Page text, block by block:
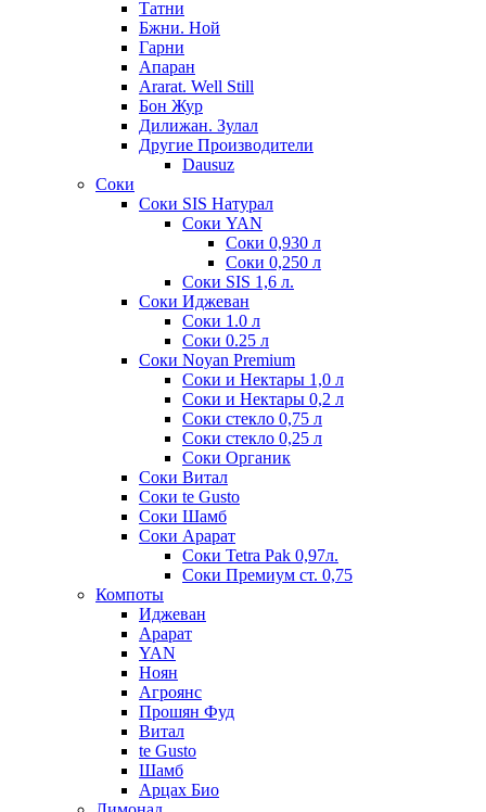
Татни
Бжни. Ной
Гарни
Апаран
Ararat. Well Still
Бон Жур
Дилижан. Зулал
Другие Производители
Dausuz
Соки
Соки SIS Натурал
Соки YAN
Соки 0,930 л
Соки 0,250 л
Соки SIS 1,6 л.
Соки Иджеван
Соки 1.0 л
Соки 0.25 л
Соки Noyan Premium
Соки и Нектары 1,0 л
Соки и Нектары 0,2 л
Соки стекло 0,75 л
Соки стекло 0,25 л
Соки Органик
Соки Витал
Соки te Gusto
Соки Шамб
Соки Арарат
Соки Tetra Pak 0,97л.
Соки Премиум ст. 0,75
Компоты
Иджеван
Арарат
YAN
Ноян
Агроянс
Прошян Фуд
Витал
te Gusto
Шамб
Арцах Био